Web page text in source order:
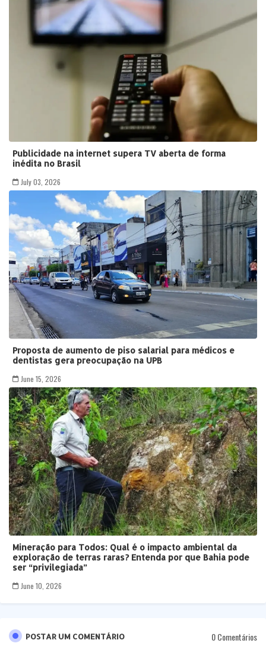
Publicidade na internet supera TV aberta de forma
inédita no Brasil
July 03, 2026
Proposta de aumento de piso salarial para médicos e
dentistas gera preocupação na UPB
June 15, 2026
Mineração para Todos: Qual é o impacto ambiental da
exploração de terras raras? Entenda por que Bahia pode
ser “privilegiada”
June 10, 2026
POSTAR UM COMENTÁRIO 0 Comentários